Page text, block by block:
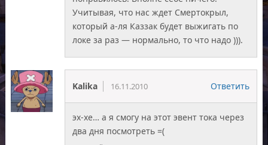
Учитывая, что нас ждет Смертокрыл,
который а-ля Каззак будет выжигать по
локе за раз — нормально, то что надо ))).
Kalika 16.11.2010 Ответить
эх-хе… а я смогу на этот эвент тока через
два дня посмотреть =(